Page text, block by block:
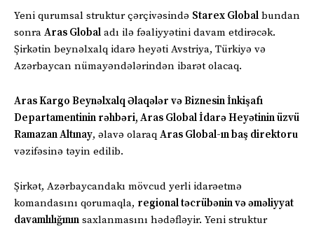
Yeni qurumsal struktur çərçivəsində Starex Global bundan
sonra Aras Global adı ilə fəaliyyətini davam etdirəcək.
Şirkətin beynəlxalq idarə heyəti Avstriya, Türkiyə və
Azərbaycan nümayəndələrindən ibarət olacaq.
Aras Kargo Beynəlxalq Əlaqələr və Biznesin İnkişafı
Departamentinin rəhbəri, Aras Global İdarə Heyətinin üzvü
Ramazan Altınay, əlavə olaraq Aras Global-ın baş direktoru
vəzifəsinə təyin edilib.
Şirkət, Azərbaycandakı mövcud yerli idarəetmə
komandasını qorumaqla, regional təcrübənin və əməliyyat
davamlılığının saxlanmasını hədəfləyir. Yeni struktur